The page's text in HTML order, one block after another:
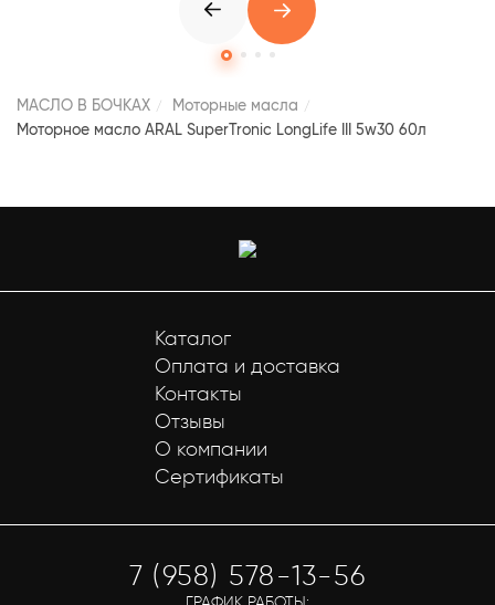
МАСЛО В БОЧКАХ
Моторные масла
Моторное масло ARAL SuperTronic LongLife III 5w30 60л
Каталог
Оплата и доставка
Контакты
Отзывы
О компании
Сертификаты
7 (958) 578-13-56